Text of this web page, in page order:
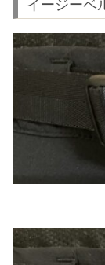
イージーベ